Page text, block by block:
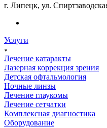
г. Липецк, ул.
Услуги
Лечение катаракты
Лазерная коррекция зрения
Детская офтальмология
Ночные линзы
Лечение глаукомы
Лечение сетчатки
Комплексная диагностика
Оборудование